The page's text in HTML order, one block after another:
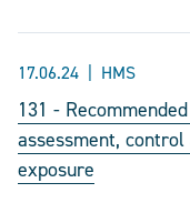
17.06.24 HMS
131 -
assessment,
exposure